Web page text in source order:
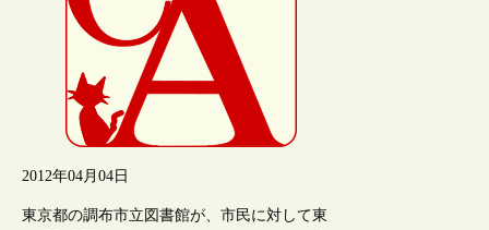
2012年04月04日
東京都の調布市立図書館が、市民に対して東